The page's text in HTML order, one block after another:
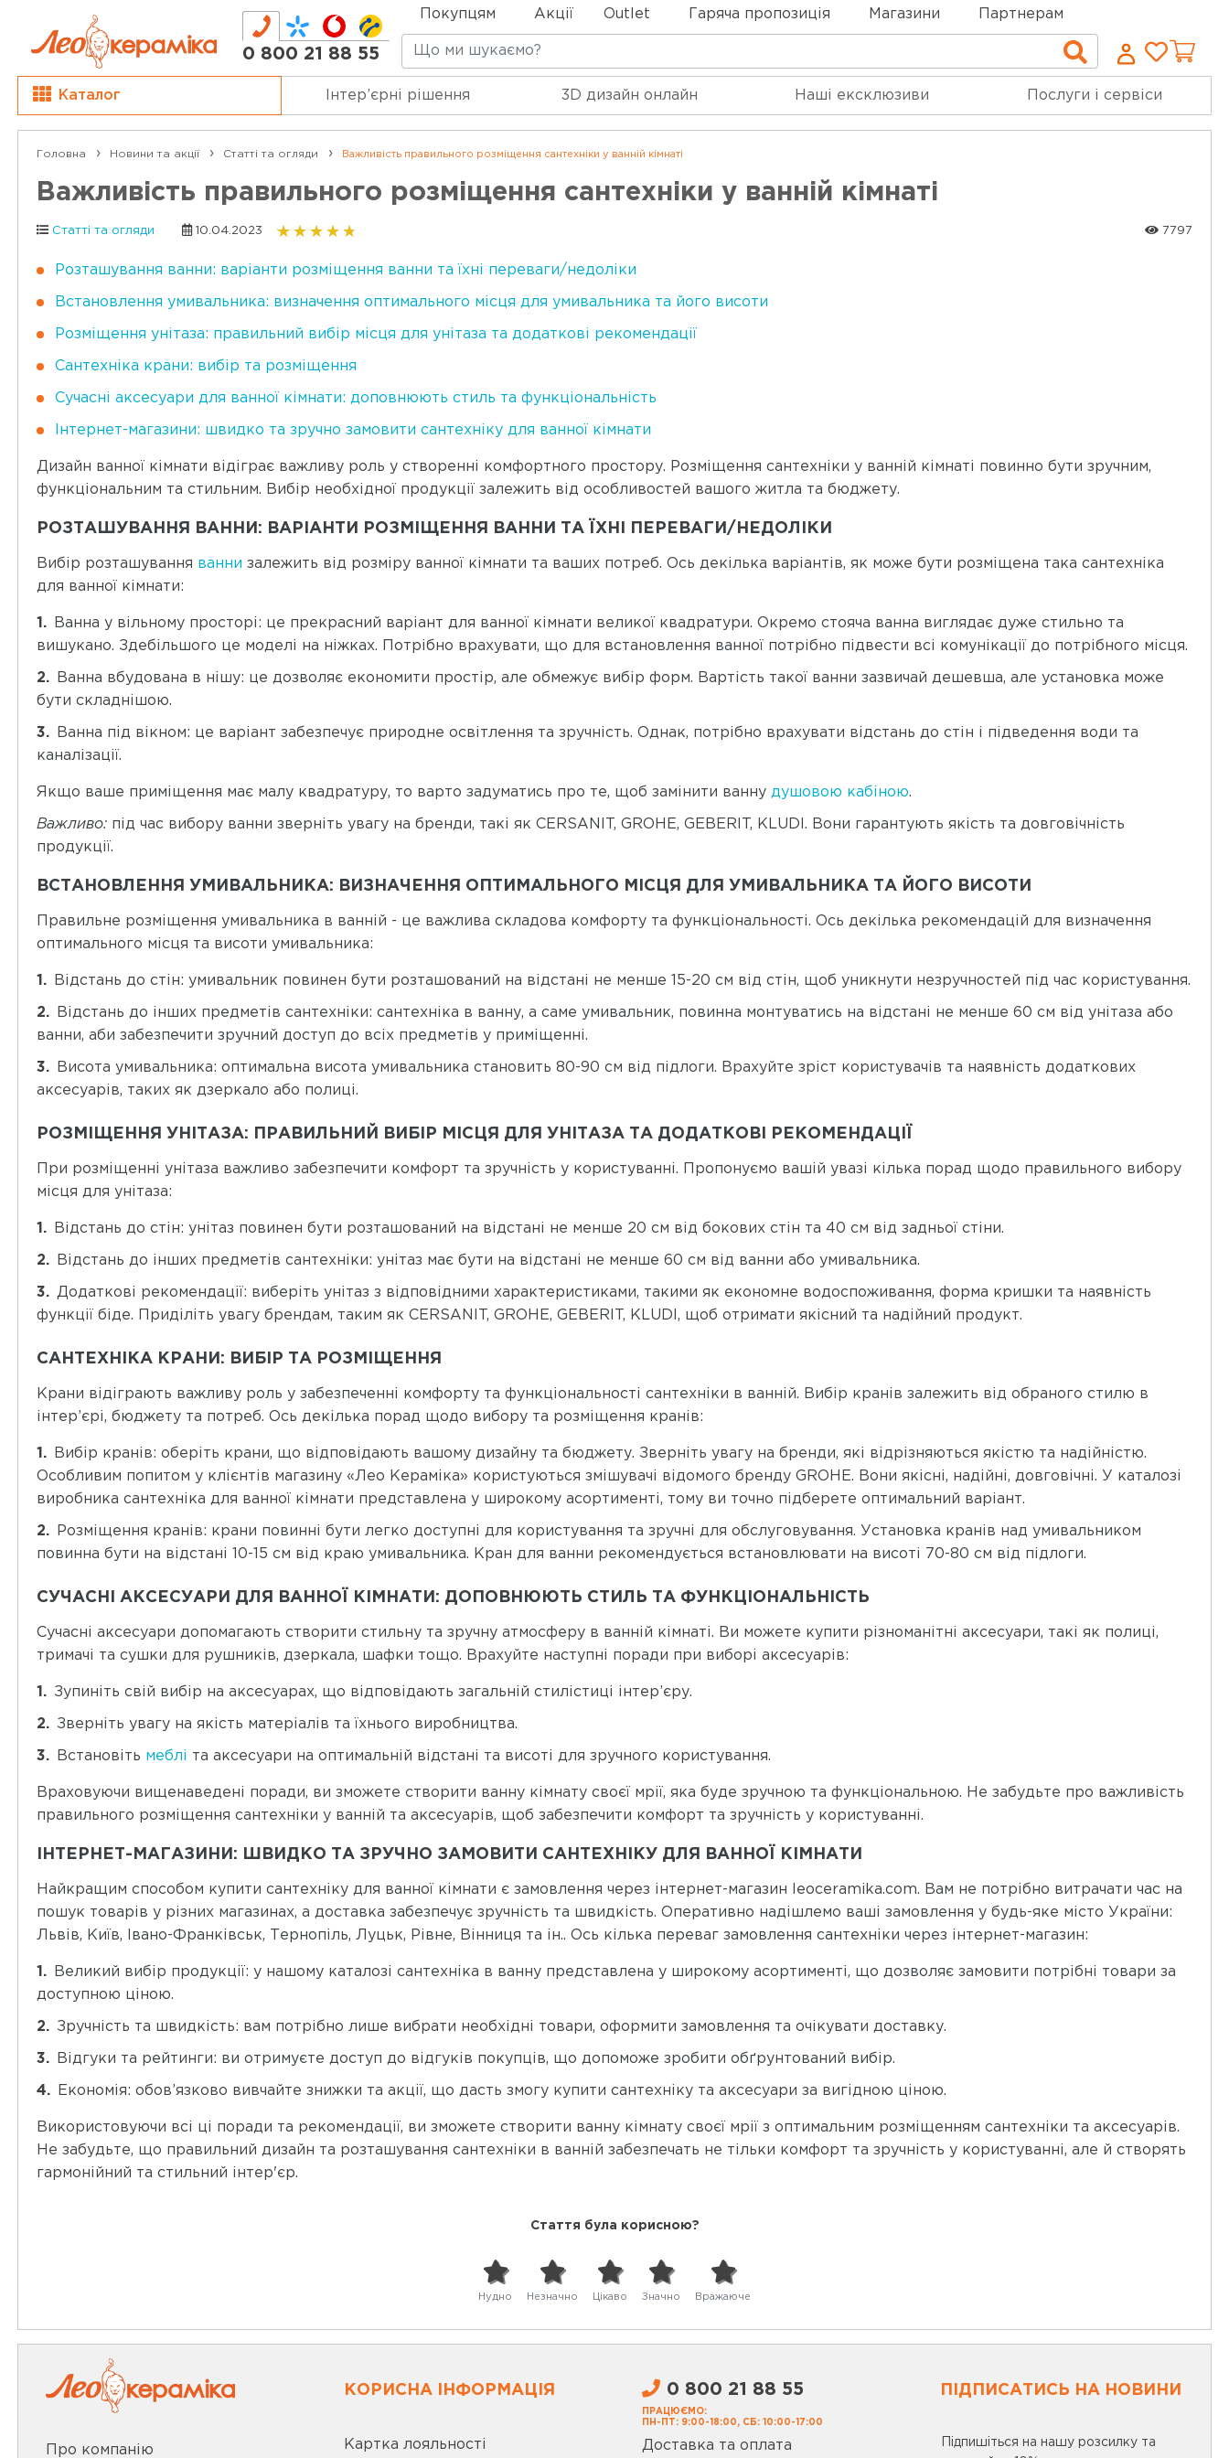
Покупцям Акції Outlet Гаряча пропозиція Магазини Партнерам
0 800 21 88 55 Пошук
Каталог Інтер’єрні рішення 3D дизайн онлайн Наші ексклюзиви Послуги і сервіси
Головна Новини та акції Статті та огляди Важливість правильного розміщення сантехніки у ванній кімнаті
Важливість правильного розміщення сантехніки у ванній кімнаті
Статті та огляди 10.04.2023 7797
Розташування ванни: варіанти розміщення ванни та їхні переваги/недоліки
Встановлення умивальника: визначення оптимального місця для умивальника та його висоти
Розміщення унітаза: правильний вибір місця для унітаза та додаткові рекомендації
Сантехніка крани: вибір та розміщення
Сучасні аксесуари для ванної кімнати: доповнюють стиль та функціональність
Інтернет-магазини: швидко та зручно замовити сантехніку для ванної кімнати
Дизайн ванної кімнати відіграє важливу роль у створенні комфортного простору. Розміщення сантехніки у ванній кімнаті повинно бути зручним,
функціональним та стильним. Вибір необхідної продукції залежить від особливостей вашого житла та бюджету.
РОЗТАШУВАННЯ ВАННИ: ВАРІАНТИ РОЗМІЩЕННЯ ВАННИ ТА ЇХНІ ПЕРЕВАГИ/НЕДОЛІКИ
Вибір розташування ванни залежить від розміру ванної кімнати та ваших потреб. Ось декілька варіантів, як може бути розміщена така сантехніка
для ванної кімнати:
Ванна у вільному просторі: це прекрасний варіант для ванної кімнати великої квадратури. Окремо стояча ванна виглядає дуже стильно та
вишукано. Здебільшого це моделі на ніжках. Потрібно врахувати, що для встановлення ванної потрібно підвести всі комунікації до потрібного місця.
Ванна вбудована в нішу: це дозволяє економити простір, але обмежує вибір форм. Вартість такої ванни зазвичай дешевша, але установка може
бути складнішою.
Ванна під вікном: це варіант забезпечує природне освітлення та зручність. Однак, потрібно врахувати відстань до стін і підведення води та
каналізації.
Якщо ваше приміщення має малу квадратуру, то варто задуматись про те, щоб замінити ванну душовою кабіною.
Важливо: під час вибору ванни зверніть увагу на бренди, такі як CERSANIT, GROHE, GEBERIT, KLUDI. Вони гарантують якість та довговічність
продукції.
ВСТАНОВЛЕННЯ УМИВАЛЬНИКА: ВИЗНАЧЕННЯ ОПТИМАЛЬНОГО МІСЦЯ ДЛЯ УМИВАЛЬНИКА ТА ЙОГО ВИСОТИ
Правильне розміщення умивальника в ванній - це важлива складова комфорту та функціональності. Ось декілька рекомендацій для визначення
оптимального місця та висоти умивальника:
Відстань до стін: умивальник повинен бути розташований на відстані не менше 15-20 см від стін, щоб уникнути незручностей під час користування.
Відстань до інших предметів сантехніки: сантехніка в ванну, а саме умивальник, повинна монтуватись на відстані не менше 60 см від унітаза або
ванни, аби забезпечити зручний доступ до всіх предметів у приміщенні.
Висота умивальника: оптимальна висота умивальника становить 80-90 см від підлоги. Врахуйте зріст користувачів та наявність додаткових
аксесуарів, таких як дзеркало або полиці.
РОЗМІЩЕННЯ УНІТАЗА: ПРАВИЛЬНИЙ ВИБІР МІСЦЯ ДЛЯ УНІТАЗА ТА ДОДАТКОВІ РЕКОМЕНДАЦІЇ
При розміщенні унітаза важливо забезпечити комфорт та зручність у користуванні. Пропонуємо вашій увазі кілька порад щодо правильного вибору
місця для унітаза:
Відстань до стін: унітаз повинен бути розташований на відстані не менше 20 см від бокових стін та 40 см від задньої стіни.
Відстань до інших предметів сантехніки: унітаз має бути на відстані не менше 60 см від ванни або умивальника.
Додаткові рекомендації: виберіть унітаз з відповідними характеристиками, такими як економне водоспоживання, форма кришки та наявність
функції біде. Приділіть увагу брендам, таким як CERSANIT, GROHE, GEBERIT, KLUDI, щоб отримати якісний та надійний продукт.
САНТЕХНІКА КРАНИ: ВИБІР ТА РОЗМІЩЕННЯ
Крани відіграють важливу роль у забезпеченні комфорту та функціональності сантехніки в ванній. Вибір кранів залежить від обраного стилю в
інтер’єрі, бюджету та потреб. Ось декілька порад щодо вибору та розміщення кранів:
Вибір кранів: оберіть крани, що відповідають вашому дизайну та бюджету. Зверніть увагу на бренди, які відрізняються якістю та надійністю.
Особливим попитом у клієнтів магазину «Лео Кераміка» користуються змішувачі відомого бренду GROHE. Вони якісні, надійні, довговічні. У каталозі
виробника сантехніка для ванної кімнати представлена у широкому асортименті, тому ви точно підберете оптимальний варіант.
Розміщення кранів: крани повинні бути легко доступні для користування та зручні для обслуговування. Установка кранів над умивальником
повинна бути на відстані 10-15 см від краю умивальника. Кран для ванни рекомендується встановлювати на висоті 70-80 см від підлоги.
СУЧАСНІ АКСЕСУАРИ ДЛЯ ВАННОЇ КІМНАТИ: ДОПОВНЮЮТЬ СТИЛЬ ТА ФУНКЦІОНАЛЬНІСТЬ
Сучасні аксесуари допомагають створити стильну та зручну атмосферу в ванній кімнаті. Ви можете купити різноманітні аксесуари, такі як полиці,
тримачі та сушки для рушників, дзеркала, шафки тощо. Врахуйте наступні поради при виборі аксесуарів:
Зупиніть свій вибір на аксесуарах, що відповідають загальній стилістиці інтер’єру.
Зверніть увагу на якість матеріалів та їхнього виробництва.
Встановіть меблі та аксесуари на оптимальній відстані та висоті для зручного користування.
Враховуючи вищенаведені поради, ви зможете створити ванну кімнату своєї мрії, яка буде зручною та функціональною. Не забудьте про важливість
правильного розміщення сантехніки у ванній та аксесуарів, щоб забезпечити комфорт та зручність у користуванні.
ІНТЕРНЕТ-МАГАЗИНИ: ШВИДКО ТА ЗРУЧНО ЗАМОВИТИ САНТЕХНІКУ ДЛЯ ВАННОЇ КІМНАТИ
Найкращим способом купити сантехніку для ванної кімнати є замовлення через інтернет-магазин leoceramika.com. Вам не потрібно витрачати час на
пошук товарів у різних магазинах, а доставка забезпечує зручність та швидкість. Оперативно надішлемо ваші замовлення у будь-яке місто України:
Львів, Київ, Івано-Франківськ, Тернопіль, Луцьк, Рівне, Вінниця та ін.. Ось кілька переваг замовлення сантехніки через інтернет-магазин:
Великий вибір продукції: у нашому каталозі сантехніка в ванну представлена у широкому асортименті, що дозволяє замовити потрібні товари за
доступною ціною.
Зручність та швидкість: вам потрібно лише вибрати необхідні товари, оформити замовлення та очікувати доставку.
Відгуки та рейтинги: ви отримуєте доступ до відгуків покупців, що допоможе зробити обґрунтований вибір.
Економія: обов’язково вивчайте знижки та акції, що дасть змогу купити сантехніку та аксесуари за вигідною ціною.
Використовуючи всі ці поради та рекомендації, ви зможете створити ванну кімнату своєї мрії з оптимальним розміщенням сантехніки та аксесуарів.
Не забудьте, що правильний дизайн та розташування сантехніки в ванній забезпечать не тільки комфорт та зручність у користуванні, але й створять
гармонійний та стильний інтер'єр.
Стаття була корисною?
Нудно Незначно Цікаво Значно Вражаюче
Про компанію
КОРИСНА ІНФОРМАЦІЯ
Картка лояльності
0 800 21 88 55
ПРАЦЮЄМО:
ПН-ПТ: 9:00-18:00, СБ: 10:00-17:00
Доставка та оплата
ПІДПИСАТИСЬ НА НОВИНИ
Підпишіться на нашу розсилку та